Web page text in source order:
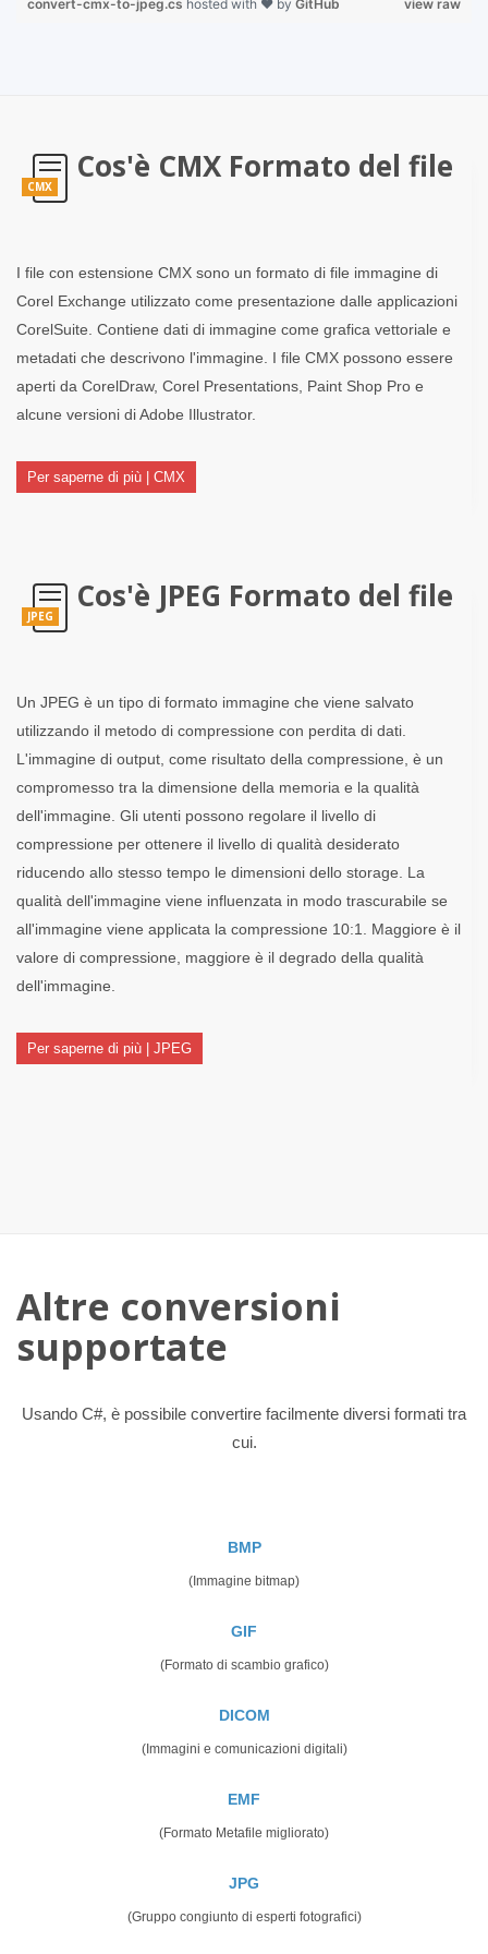
view raw
convert-cmx-to-jpeg.cs hosted with ❤ by GitHub
CMX
Cos'è CMX Formato del file
I file con estensione CMX sono un formato di file immagine di
Corel Exchange utilizzato come presentazione dalle applicazioni
CorelSuite. Contiene dati di immagine come grafica vettoriale e
metadati che descrivono l'immagine. I file CMX possono essere
aperti da CorelDraw, Corel Presentations, Paint Shop Pro e
alcune versioni di Adobe Illustrator.
Per saperne di più | CMX
JPEG
Cos'è JPEG Formato del file
Un JPEG è un tipo di formato immagine che viene salvato
utilizzando il metodo di compressione con perdita di dati.
L'immagine di output, come risultato della compressione, è un
compromesso tra la dimensione della memoria e la qualità
dell'immagine. Gli utenti possono regolare il livello di
compressione per ottenere il livello di qualità desiderato
riducendo allo stesso tempo le dimensioni dello storage. La
qualità dell'immagine viene influenzata in modo trascurabile se
all'immagine viene applicata la compressione 10:1. Maggiore è il
valore di compressione, maggiore è il degrado della qualità
dell'immagine.
Per saperne di più | JPEG
Altre conversioni
supportate
Usando C#, è possibile convertire facilmente diversi formati tra
cui.
BMP
(Immagine bitmap)
GIF
(Formato di scambio grafico)
DICOM
(Immagini e comunicazioni digitali)
EMF
(Formato Metafile migliorato)
JPG
(Gruppo congiunto di esperti fotografici)